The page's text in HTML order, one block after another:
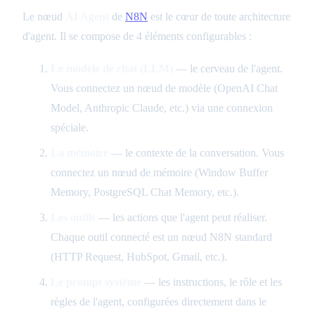
Le nœud de N8N est le cœur de toute architecture
d'agent. Il se compose de 4 éléments configurables :
— le cerveau de l'agent.
Vous connectez un nœud de modèle (OpenAI Chat
Model, Anthropic Claude, etc.) via une connexion
spéciale.
— le contexte de la conversation. Vous
connectez un nœud de mémoire (Window Buffer
Memory, PostgreSQL Chat Memory, etc.).
— les actions que l'agent peut réaliser.
Chaque outil connecté est un nœud N8N standard
(HTTP Request, HubSpot, Gmail, etc.).
— les instructions, le rôle et les
règles de l'agent, configurées directement dans le